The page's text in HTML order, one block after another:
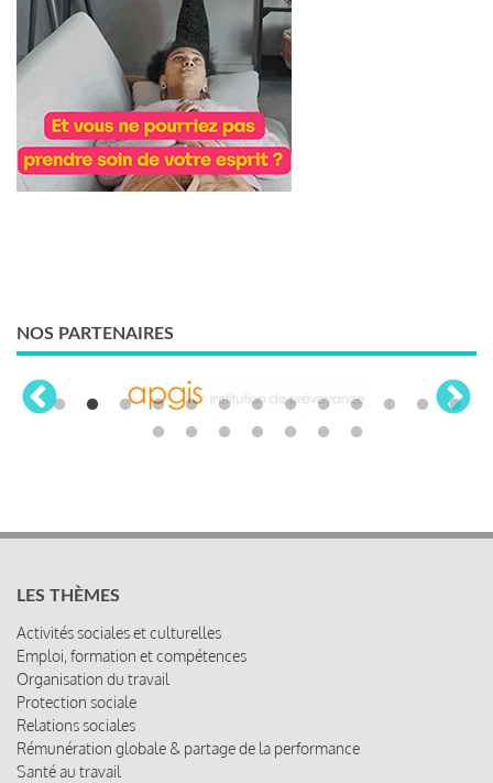
NOS PARTENAIRES
LES THÈMES
Activités sociales et culturelles
Emploi, formation et compétences
Organisation du travail
Protection sociale
Relations sociales
Rémunération globale & partage de la performance
Santé au travail